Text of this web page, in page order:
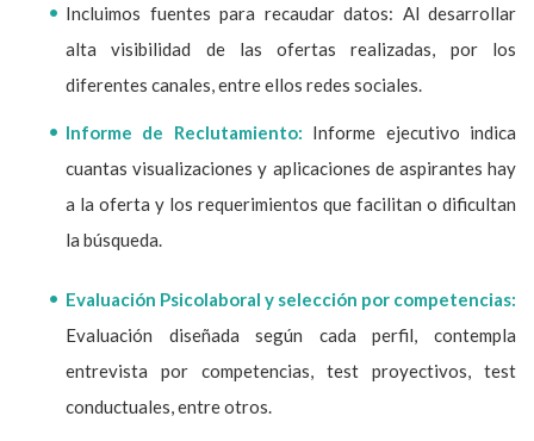
Incluimos fuentes para recaudar datos: Al desarrollar
alta visibilidad de las ofertas realizadas, por los
diferentes canales, entre ellos redes sociales.
Informe de Reclutamiento: Informe ejecutivo indica
cuantas visualizaciones y aplicaciones de aspirantes hay
a la oferta y los requerimientos que facilitan o dificultan
la búsqueda.
Evaluación Psicolaboral y selección por competencias:
Evaluación diseñada según cada perfil, contempla
entrevista por competencias, test proyectivos, test
conductuales, entre otros.